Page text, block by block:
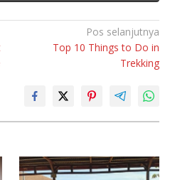
Pos selanjutnya
Top 10 Things to Do in
Trekking